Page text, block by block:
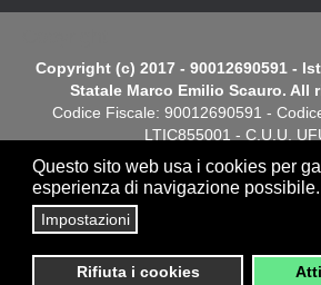
Questo sito web usa i cookies per
esperienza di navigazione possibile.
Impostazioni
Rifiuta i cookies
Copyright (c) 2017 - 90012690591 -
Statale Marco Emilio Scauro. All
Codice Fiscale: 90012690591 -
LTIC855001 - C.U.U.
Dichiarazione di
Reader